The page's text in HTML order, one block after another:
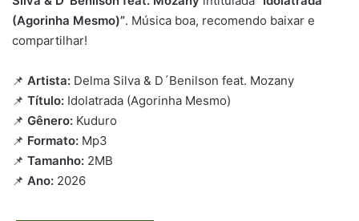
(Agorinha Mesmo)”. Música boa, recomendo baixar e
compartilhar!
📌 Artista: Delma Silva & D´Benilson feat. Mozany
📌 Título: Idolatrada (Agorinha Mesmo)
📌 Gênero: Kuduro
📌 Formato: Mp3
📌 Tamanho: 2MB
📌 Ano: 2026